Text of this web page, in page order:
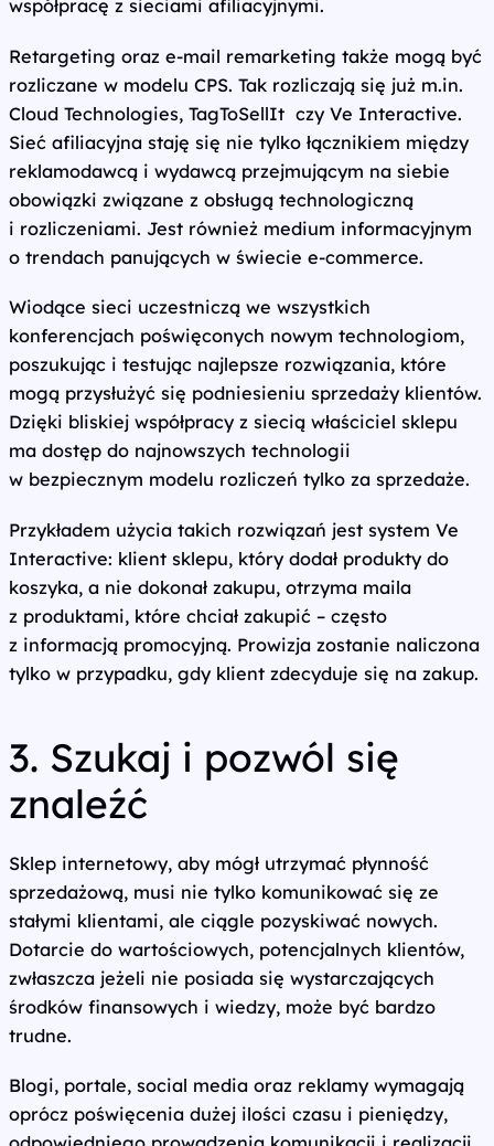
współpracę z sieciami afiliacyjnymi.
Retargeting oraz e‑mail remarketing także mogą być
rozliczane w modelu CPS. Tak rozliczają się już m.in.
Cloud Technologies, TagToSellIt czy Ve Interactive.
Sieć afiliacyjna staję się nie tylko łącznikiem między
reklamodawcą i wydawcą przejmującym na siebie
obowiązki związane z obsługą technologiczną
i rozliczeniami. Jest również medium informacyjnym
o trendach panujących w świecie e‑commerce.
Wiodące sieci uczestniczą we wszystkich
konferencjach poświęconych nowym technologiom,
poszukując i testując najlepsze rozwiązania, które
mogą przysłużyć się podniesieniu sprzedaży klientów.
Dzięki bliskiej współpracy z siecią właściciel sklepu
ma dostęp do najnowszych technologii
w bezpiecznym modelu rozliczeń tylko za sprzedaże.
Przykładem użycia takich rozwiązań jest system Ve
Interactive: klient sklepu, który dodał produkty do
koszyka, a nie dokonał zakupu, otrzyma maila
z produktami, które chciał zakupić – często
z informacją promocyjną. Prowizja zostanie naliczona
tylko w przypadku, gdy klient zdecyduje się na zakup.
3. Szukaj i pozwól się
znaleźć
Sklep internetowy, aby mógł utrzymać płynność
sprzedażową, musi nie tylko komunikować się ze
stałymi klientami, ale ciągle pozyskiwać nowych.
Dotarcie do wartościowych, potencjalnych klientów,
zwłaszcza jeżeli nie posiada się wystarczających
środków finansowych i wiedzy, może być bardzo
trudne.
Blogi, portale, social media oraz reklamy wymagają
oprócz poświęcenia dużej ilości czasu i pieniędzy,